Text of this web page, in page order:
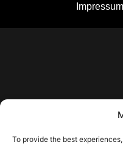
To provide the best
Impressum